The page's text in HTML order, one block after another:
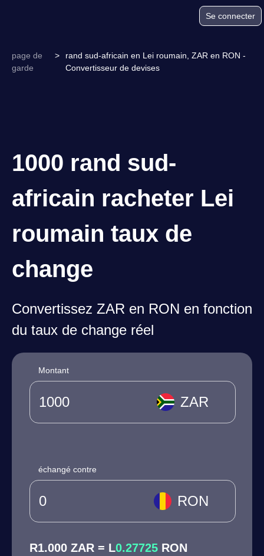
Se connecter
page de
garde
>
rand sud-africain en Lei roumain, ZAR en RON -
Convertisseur de devises
1000 rand sud-
africain racheter Lei
roumain taux de
change
Convertissez ZAR en RON en fonction
du taux de change réel
Montant
ZAR
échangé contre
RON
R1.000 ZAR = L0.27725 RON